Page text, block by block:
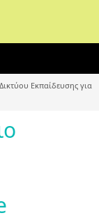
Εκπαίδευσης για